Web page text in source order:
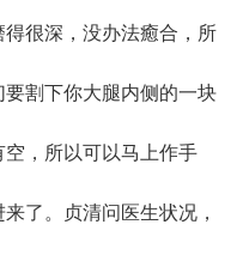
很深，没办法癒合，所
割下你大腿内侧的一块
，所以可以马上作手
了。贞清问医生状况，